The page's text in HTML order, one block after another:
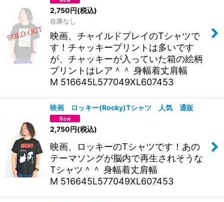
2,750円(税込)
在庫なし
映画、チャイルドプレイのTシャツで
す！チャッキープリントは多いです
が、チャッキーが入っていた箱の絵柄
プリントはレア＾＾ 身幅着丈肩幅
M 516645L577049XL607453
映画 ロッキー(Rocky)Tシャツ 人気 通販
2,750円(税込)
映画、ロッキーのTシャツです！あの
テーマソングが脳内で再生されそうな
Tシャツ＾＾ 身幅着丈肩幅
M 516645L577049XL607453